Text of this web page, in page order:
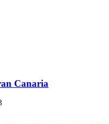
Canaria